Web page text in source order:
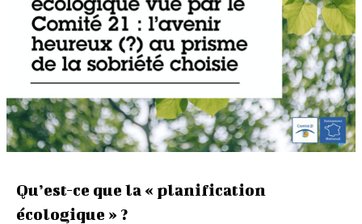
Qu’est-ce que la « planification
écologique » ?